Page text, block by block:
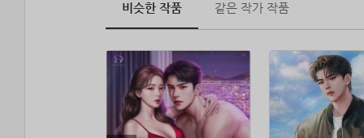
비슷한 작품 같은 작가 작품